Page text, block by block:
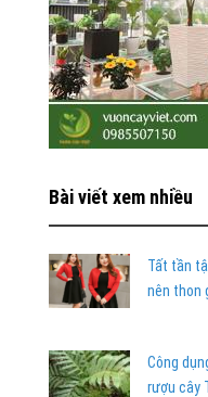
Bài viết xem nhiều
Tất tần
nên thon
Công
rượu cây